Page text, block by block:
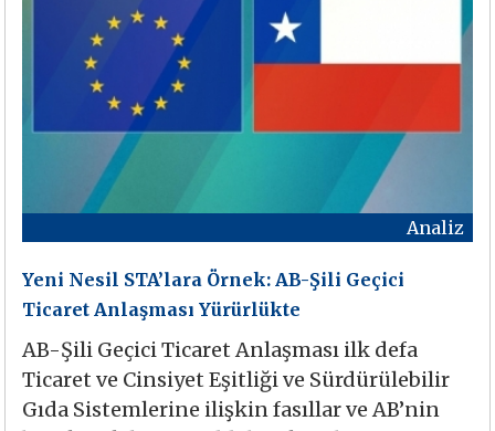
Analiz
Yeni Nesil STA’lara Örnek: AB-Şili Geçici
Ticaret Anlaşması Yürürlükte
AB-Şili Geçici Ticaret Anlaşması ilk defa
Ticaret ve Cinsiyet Eşitliği ve Sürdürülebilir
Gıda Sistemlerine ilişkin fasıllar ve AB’nin